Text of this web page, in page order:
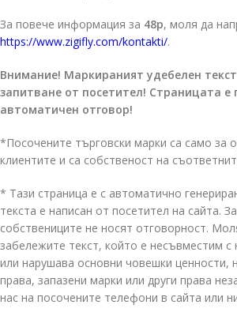
За повече информация за 48p, моля да
https://www.zigifly.com/kontakti/.
Внимание! Маркираният удебелен
запитване от посетител! Страницата е
автоматичен отговор!
*Посочените търговски марки са само за
клиентите и са собственост на
* Тази страница е с автоматично
текста е написан от посетител на сайта.
собствениците не носят отговорност.
забележите текст, който е несъвместим
или нарушава основни човешки ценности,
права, запазени марки или други права
нас на посочените телефони в сайта или